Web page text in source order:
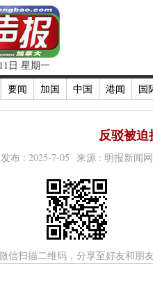
日 星期一
要闻 加国 中国 港闻 国
反驳被
发布 : 2025-7-05 来源 : 明报新闻网
信扫描二维码，分享至好友和朋